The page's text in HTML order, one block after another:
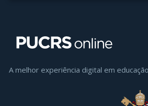
A melhor experiência digital em